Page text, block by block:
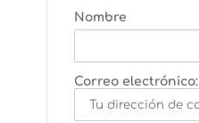
Nombre
Correo electrónico: